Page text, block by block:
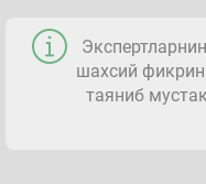
шахсий
таяниб